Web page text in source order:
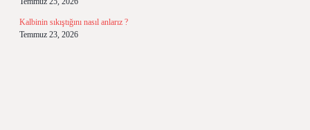
Kalbinin sıkıştığını nasıl anlarız ?
Temmuz 23, 2026